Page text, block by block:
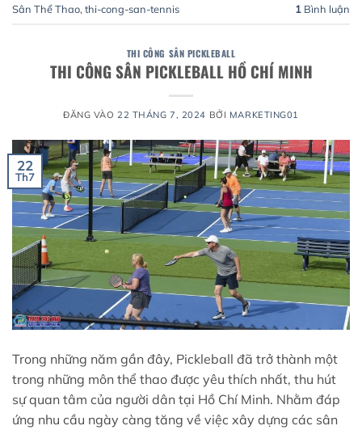
Sân Thể Thao, thi-cong-san-tennis 1 Bình luận
THI CÔNG SÂN PICKLEBALL
THI CÔNG SÂN PICKLEBALL HỒ CHÍ MINH
ĐĂNG VÀO 22 THÁNG 7, 2024 BỞI MARKETING01
22
Th7
Trong những năm gần đây, Pickleball đã trở thành một
trong những môn thể thao được yêu thích nhất, thu hút
sự quan tâm của người dân tại Hồ Chí Minh. Nhằm đáp
ứng nhu cầu ngày càng tăng về việc xây dựng các sân